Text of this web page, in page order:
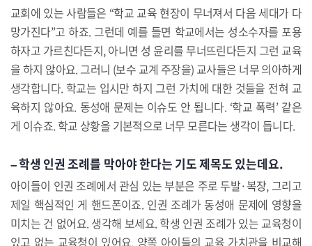
교회에 있는 사람들은 “학교 교육 현장이 무너져서 다음 세대가 다
망가진다”고 하죠. 그런데 예를 들면 학교에서는 성소수자를 포용
하자고 가르친다든지, 아니면 성 윤리를 무너뜨린다든지 그런 교육
을 하지 않아요. 그러니 (보수 교계 주장을) 교사들은 너무 의아하게
생각합니다. 학교는 입시만 하지 그런 가치에 대한 것들을 전혀 교
육하지 않아요. 동성애 문제는 이슈도 안 됩니다. ‘학교 폭력’ 같은
게 이슈죠. 학교 상황을 기본적으로 너무 모른다는 생각이 듭니다.
– 학생 인권 조례를 막아야 한다는 기도 제목도 있는데요.
아이들이 인권 조례에서 관심 있는 부분은 주로 두발·복장, 그리고
제일 핵심적인 게 핸드폰이죠. 인권 조례가 동성애 문제에 영향을
미치는 건 없어요. 생각해 보세요. 학생 인권 조례가 있는 교육청이
있고 없는 교육청이 있어요. 양쪽 아이들의 교육 가치관을 비교해